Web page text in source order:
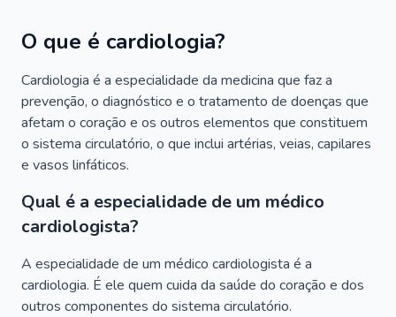
O que é cardiologia?
Cardiologia é a especialidade da medicina que faz a
prevenção, o diagnóstico e o tratamento de doenças que
afetam o coração e os outros elementos que constituem
o sistema circulatório, o que inclui artérias, veias, capilares
e vasos linfáticos.
Qual é a especialidade de um médico
cardiologista?
A especialidade de um médico cardiologista é a
cardiologia. É ele quem cuida da saúde do coração e dos
outros componentes do sistema circulatório.